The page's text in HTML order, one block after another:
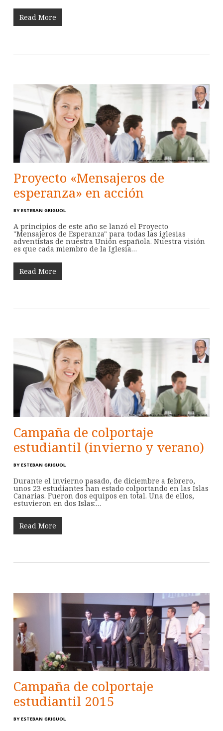
Read More
Proyecto «Mensajeros de
esperanza» en acción
BY ESTEBAN GRIGUOL
A principios de este año se lanzó el Proyecto
"Mensajeros de Esperanza" para todas las iglesias
adventistas de nuestra Unión española. Nuestra visión
es que cada miembro de la Iglesia…
Read More
Campaña de colportaje
estudiantil (invierno y verano)
BY ESTEBAN GRIGUOL
Durante el invierno pasado, de diciembre a febrero,
unos 23 estudiantes han estado colportando en las Islas
Canarias. Fueron dos equipos en total. Una de ellos,
estuvieron en dos Islas:…
Read More
Campaña de colportaje
estudiantil 2015
BY ESTEBAN GRIGUOL